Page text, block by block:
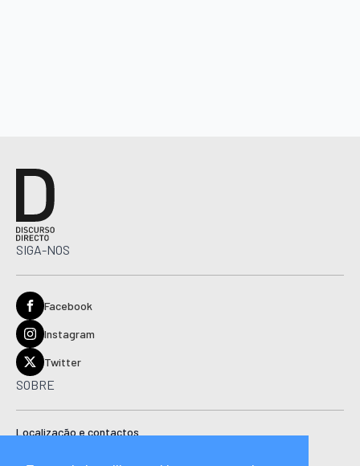
SIGA-NOS
Facebook
Instagram
Twitter
SOBRE
Localização e contactos